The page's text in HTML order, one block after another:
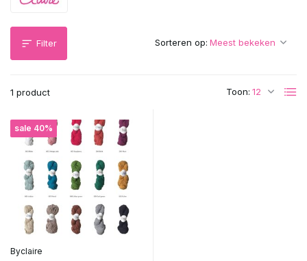
Filter
1 product Toon:
Sorteren op:
sale 40%
Byclaire